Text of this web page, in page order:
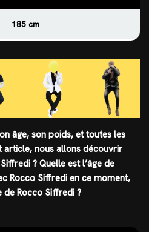
185 cm
âge, son poids, et toutes les
article, nous allons découvrir
? Quelle est l’âge de
Rocco Siffredi en ce moment,
Rocco Siffredi ?